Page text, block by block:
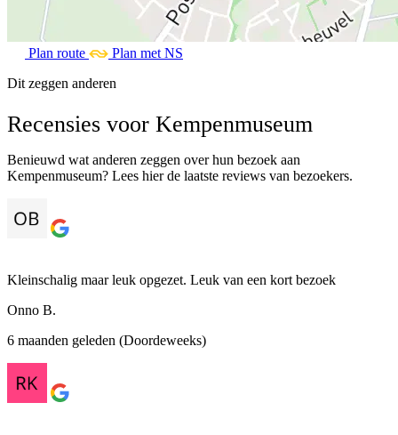
Plan route
Plan met NS
Dit zeggen anderen
Recensies voor Kempenmuseum
Benieuwd wat anderen zeggen over hun bezoek aan
Kempenmuseum? Lees hier de laatste reviews van bezoekers.
Kleinschalig maar leuk opgezet. Leuk van een kort bezoek
Onno B.
6 maanden geleden (Doordeweeks)